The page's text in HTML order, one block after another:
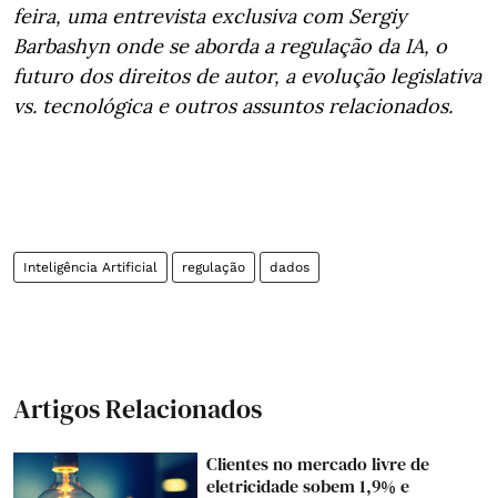
feira, uma entrevista exclusiva com Sergiy
Barbashyn onde se aborda a regulação da IA, o
futuro dos direitos de autor, a evolução legislativa
vs. tecnológica e outros assuntos relacionados.
Inteligência Artificial regulação dados
Artigos Relacionados
Clientes no mercado livre de
eletricidade sobem 1,9% e